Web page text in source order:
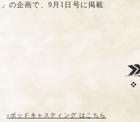
の企画で、9月1日号に掲載
»ポッドキャスティング はこちら